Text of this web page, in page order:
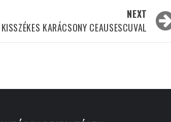
NEXT
KISSZÉKES KARÁCSONY CEAUSESCUVAL